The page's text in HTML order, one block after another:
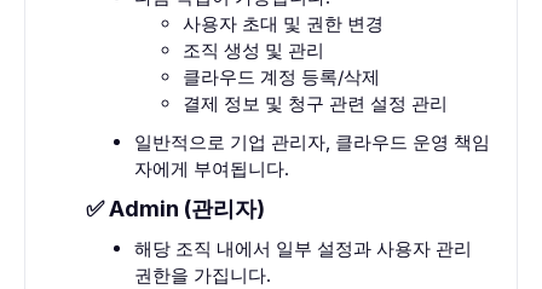
사용자 초대 및 권한 변경
조직 생성 및 관리
클라우드 계정 등록/삭제
결제 정보 및 청구 관련 설정 관리
일반적으로 기업 관리자, 클라우드 운영 책임
자에게 부여됩니다.
✅ Admin (관리자)
해당 조직 내에서 일부 설정과 사용자 관리
권한을 가집니다.